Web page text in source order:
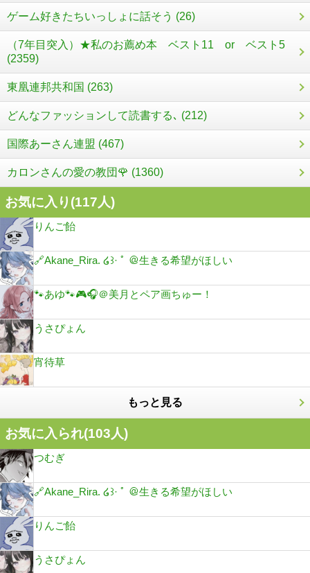
ゲーム好きたちいっしょに話そう (26)
（7年目突入）★私のお薦め本 ベスト11 or ベスト5
(2359)
東凰連邦共和国 (263)
どんなファッションして読書する､ (212)
国際あーさん連盟 (467)
カロンさんの愛の教団🌹 (1360)
お気に入り(117人)
りんご飴
🔗Akane_Rira. ໒꒱· ﾟ ＠生きる希望がほしい
🐾あゆ🐾🎮🎧＠美月とペア画ちゅー！
うさぴょん
宵待草
もっと見る
お気に入られ(103人)
つむぎ
🔗Akane_Rira. ໒꒱· ﾟ ＠生きる希望がほしい
りんご飴
うさぴょん